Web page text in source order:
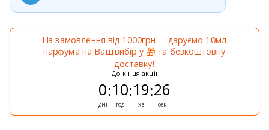
На замовлення від 1000грн - даруємо 10мл
парфума на Ваш вибір у 🎁 та безкоштовну
доставку!
До кінця акції
0
дні
:10
год
:19
хв
:26
сек